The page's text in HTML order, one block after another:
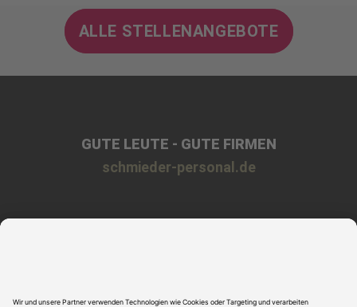
ALLE STELLENANGEBOTE
GUTE LEUTE - GUTE FIRMEN
schmieder-personal.de